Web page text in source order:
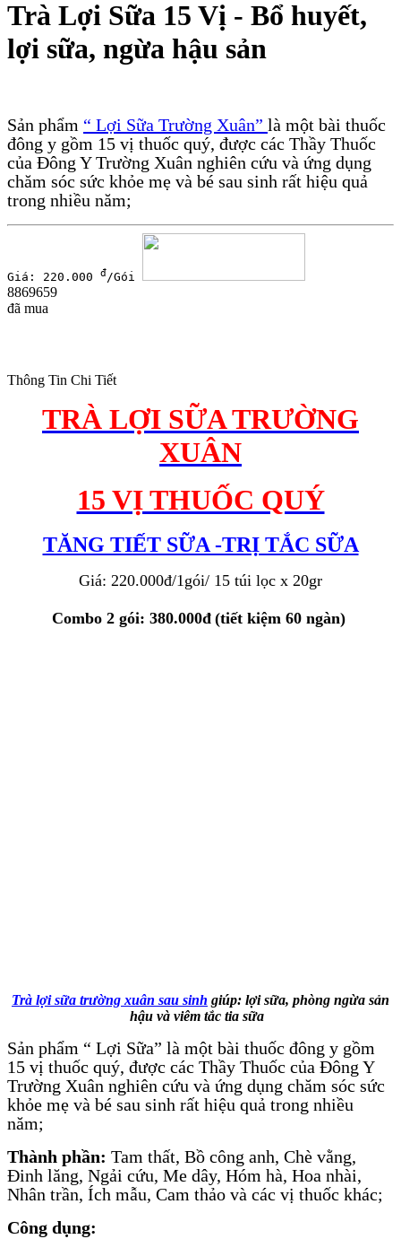
Trà Lợi Sữa 15 Vị - Bổ huyết,
lợi sữa, ngừa hậu sản
Sản phẩm “ Lợi Sữa Trường Xuân” là một bài thuốc
đông y gồm 15 vị thuốc quý, được các Thầy Thuốc
của Đông Y Trường Xuân nghiên cứu và ứng dụng
chăm sóc sức khỏe mẹ và bé sau sinh rất hiệu quả
trong nhiều năm;
Giá: 220.000 đ/Gói
8869659
đã mua
Thông Tin Chi Tiết
TRÀ LỢI SỮA TRƯỜNG
XUÂN
15 VỊ THUỐC QUÝ
TĂNG TIẾT SỮA -TRỊ TẮC SỮA
Giá: 220.000đ/1gói/ 15 túi lọc x 20gr
Combo 2 gói: 380.000đ (tiết kiệm 60 ngàn)
Trà lợi sữa trường xuân sau sinh giúp: lợi sữa, phòng ngừa sản
hậu và viêm tắc tia sữa
Sản phẩm “ Lợi Sữa” là một bài thuốc đông y gồm
15 vị thuốc quý, được các Thầy Thuốc của Đông Y
Trường Xuân nghiên cứu và ứng dụng chăm sóc sức
khỏe mẹ và bé sau sinh rất hiệu quả trong nhiều
năm;
Thành phần: Tam thất, Bồ công anh, Chè vằng,
Đinh lăng, Ngải cứu, Me dây, Hóm hà, Hoa nhài,
Nhân trần, Ích mẫu, Cam thảo và các vị thuốc khác;
Công dụng: